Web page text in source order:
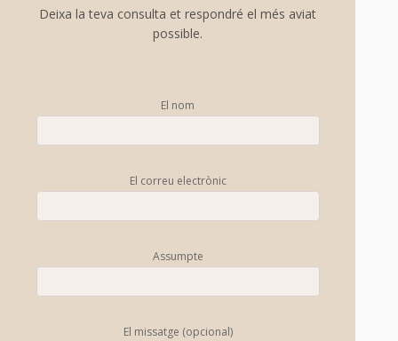
Deixa la teva consulta et respondré el més aviat
possible.
El nom
El correu electrònic
Assumpte
El missatge (opcional)